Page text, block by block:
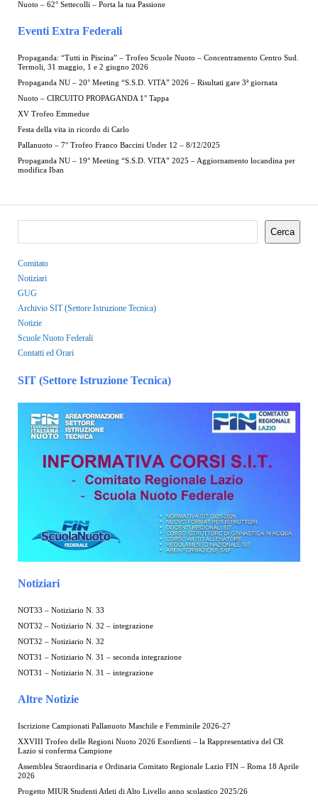
Nuoto – 62° Settecolli – Porta la tua Passione
Eventi Extra Federali
Propaganda: “Tutti in Piscina” – Trofeo Scuole Nuoto – Concentramento Centro Sud.
Termoli, 31 maggio, 1 e 2 giugno 2026
Propaganda NU – 20° Meeting “S.S.D. VITA” 2026 – Risultati gare 3ª giornata
Nuoto – CIRCUITO PROPAGANDA 1° Tappa
XV Trofeo Emmedue
Festa della vita in ricordo di Carlo
Pallanuoto – 7° Trofeo Franco Baccini Under 12 – 8/12/2025
Propaganda NU – 19° Meeting “S.S.D. VITA” 2025 – Aggiornamento locandina per
modifica Iban
Cerca
Comitato
Notiziari
GUG
Archivio SIT (Settore Istruzione Tecnica)
Notizie
Scuole Nuoto Federali
Contatti ed Orari
SIT (Settore Istruzione Tecnica)
Notiziari
NOT33 – Notiziario N. 33
NOT32 – Notiziario N. 32 – integrazione
NOT32 – Notiziario N. 32
NOT31 – Notiziario N. 31 – seconda integrazione
NOT31 – Notiziario N. 31 – integrazione
Altre Notizie
Iscrizione Campionati Pallanuoto Maschile e Femminile 2026-27
XXVIII Trofeo delle Regioni Nuoto 2026 Esordienti – la Rappresentativa del CR
Lazio si conferma Campione
Assemblea Straordinaria e Ordinaria Comitato Regionale Lazio FIN – Roma 18 Aprile
2026
Progetto MIUR Studenti Atleti di Alto Livello anno scolastico 2025/26